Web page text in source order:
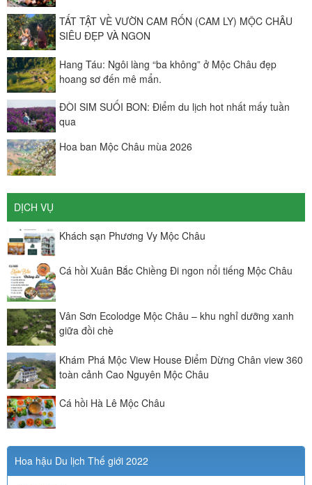
TẤT TẬT VỀ VƯỜN CAM RỐN (CAM LY) MỘC CHÂU
SIÊU ĐẸP VÀ NGON
Hang Táu: Ngôi làng “ba không” ở Mộc Châu đẹp
hoang sơ đến mê mẩn.
ĐÒI SIM SUỐI BON: Điểm du lịch hot nhất mấy tuần
qua
Hoa ban Mộc Châu mùa 2026
DỊCH VỤ
Khách sạn Phương Vy Mộc Châu
Cá hồi Xuân Bắc Chiềng Đi ngon nổi tiếng Mộc Châu
Vân Sơn Ecolodge Mộc Châu – khu nghỉ dưỡng xanh
giữa đồi chè
Khám Phá Mộc View House Điểm Dừng Chân view 360
toàn cảnh Cao Nguyên Mộc Châu
Cá hồi Hà Lê Mộc Châu
Hoa hậu Du lịch Thế giới 2022